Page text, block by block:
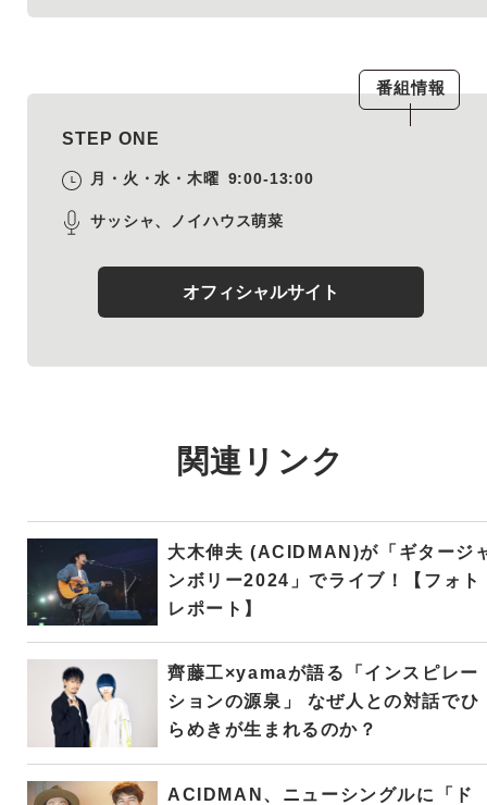
番組情報
STEP ONE
月・火・水・木曜 9:00-13:00
サッシャ、ノイハウス萌菜
オフィシャルサイト
関連リンク
大木伸夫 (ACIDMAN)が「ギタージ
ンボリー2024」でライブ！【フォト
レポート】
齊藤工×yamaが語る「インスピレー
ションの源泉」 なぜ人との対話でひ
らめきが生まれるのか？
ACIDMAN、ニューシングルに「ド